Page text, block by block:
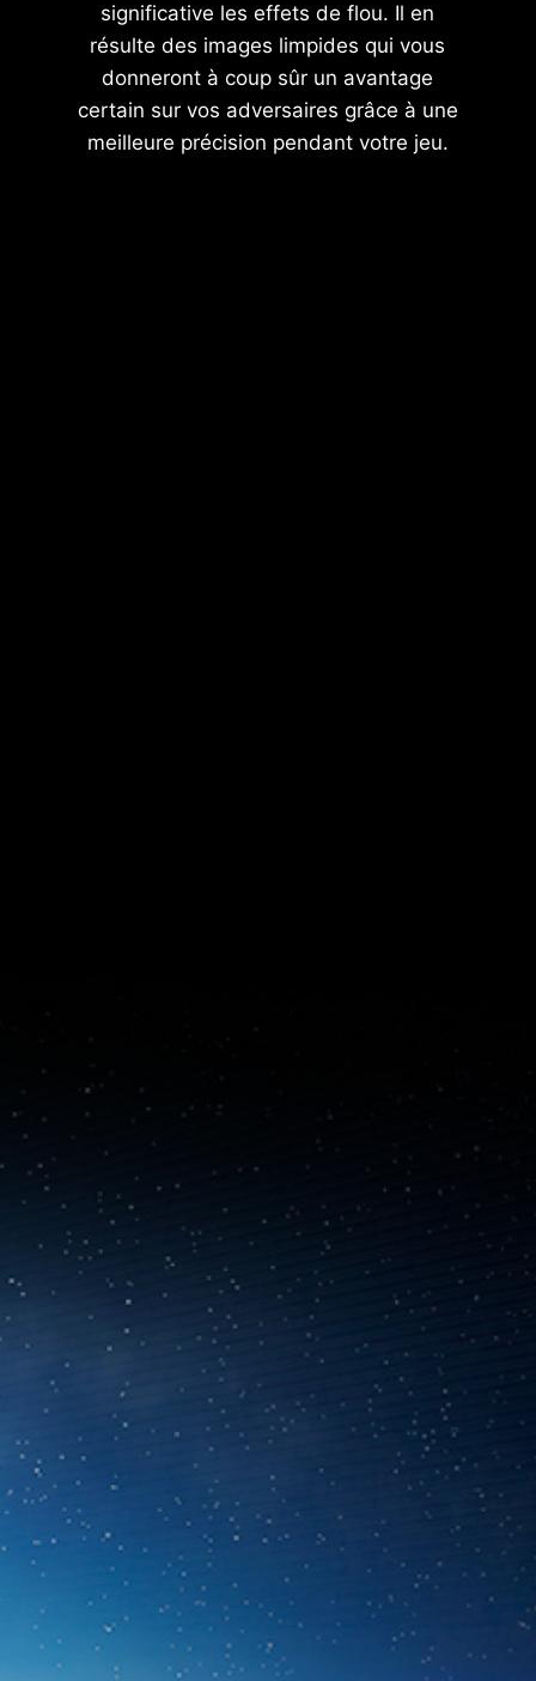
significative les effets de flou. Il en
résulte des images limpides qui vous
donneront à coup sûr un avantage
certain sur vos adversaires grâce à une
meilleure précision pendant votre jeu.